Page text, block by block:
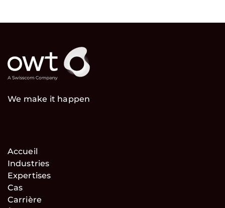
We make it happen
Accueil
Industries
Expertises
Cas
Carrière